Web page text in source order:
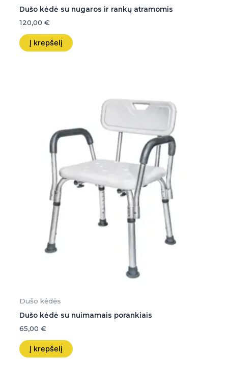
Dušo kėdė su nugaros ir rankų atramomis
120,00 €
Į krepšelį
Dušo kėdės
Dušo kėdė su nuimamais porankiais
65,00 €
Į krepšelį